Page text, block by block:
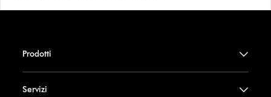
Prodotti
Servizi